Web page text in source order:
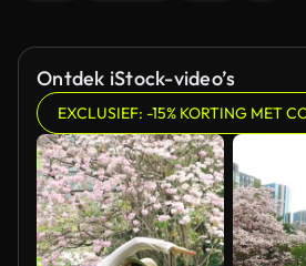
Ontdek iStock-video’s
EXCLUSIEF: -15% KORTING MET